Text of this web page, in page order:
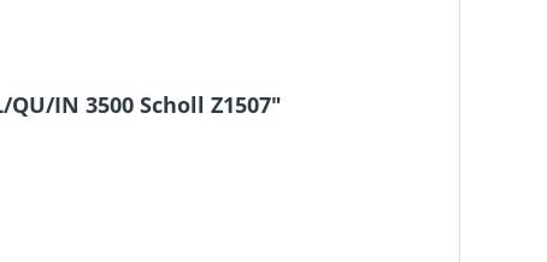
IN 3500 Scholl Z1507"